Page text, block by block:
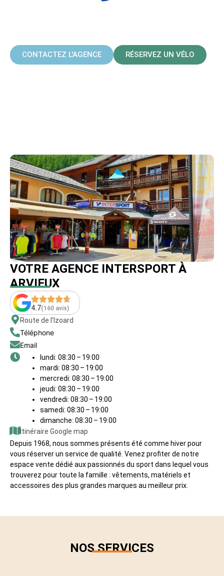
CONTACTEZ L'AGENCE RÉSERVEZ UN VÉLO
VOTRE AGENCE INTERSPORT À
ARVIEUX
4.7(160 avis)
Route de l'Izoard
Téléphone
Email
lundi: 08:30 – 19:00
mardi: 08:30 – 19:00
mercredi: 08:30 – 19:00
jeudi: 08:30 – 19:00
vendredi: 08:30 – 19:00
samedi: 08:30 – 19:00
dimanche: 08:30 – 19:00
Itinéraire Google map
Depuis 1968, nous sommes présents été comme hiver pour
vous réserver un service de qualité. Venez profiter de notre
espace vente dédié aux passionnés du sport dans lequel vous
trouverez pour toute la famille : vêtements, matériels et
accessoires des plus grandes marques au meilleur prix.
NOS SERVICES